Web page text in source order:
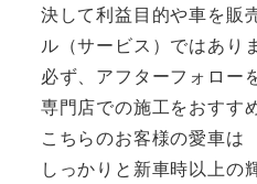
決して利益目的や車を販
ル（サービス）ではあり
必ず、アフターフォロー
専門店での施工をおすす
こちらのお客様の愛車は
しっかりと新車時以上の